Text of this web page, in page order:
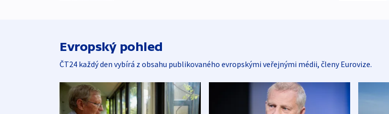
Evropský pohled
ČT24 každý den vybírá z obsahu publikovaného evropskými veřejnými médii, členy Eurovize.